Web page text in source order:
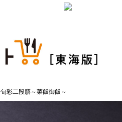
旬彩二段膳～菜飯御飯～